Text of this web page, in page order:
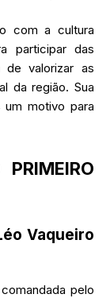
com a cultura
participar das
de valorizar as
da região. Sua
um motivo para
Vaqueiro
pelo